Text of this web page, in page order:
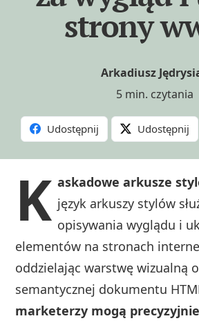
strony
Arkadiusz
5 min. czytania
Udostępnij Udostępnij
K askadowe arkusze
język arkuszy stylów
opisywania wyglądu i
elementów na stronach
oddzielając warstwę wizualną
semantycznej dokumentu
marketerzy mogą